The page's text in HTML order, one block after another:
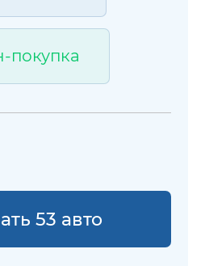
покупка
53 авто